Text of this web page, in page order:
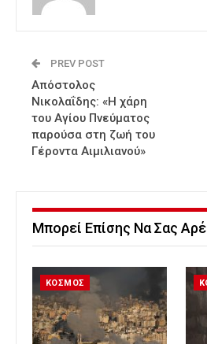
PREV POST
Απόστολος
Νικολαΐδης: «Η χάρη
του Αγίου Πνεύματος
παρούσα στη ζωή του
Γέροντα Αιμιλιανού»
Μπορεί Επίσης Να Σας
ΚΟΣΜΟΣ